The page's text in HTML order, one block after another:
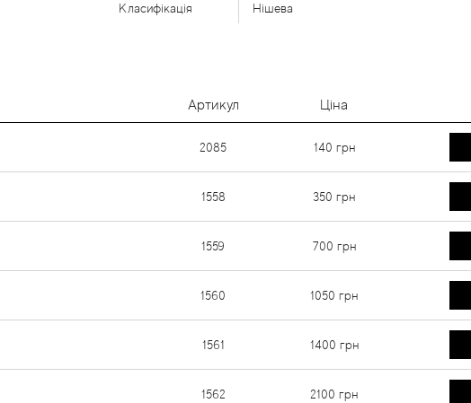
Класифікація Нішева
Артикул Ціна
2085 140 грн
1558 350 грн
1559 700 грн
1560 1050 грн
1561 1400 грн
1562 2100 грн